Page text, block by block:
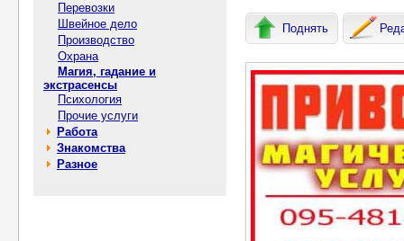
Перевозки
Швейное дело
Производство
Охрана
Магия, гадание и
экстрасенсы
Психология
Прочие услуги
Работа
Знакомства
Разное
Поднять